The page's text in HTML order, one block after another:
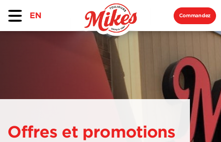
EN Commandez
Offres et promotions